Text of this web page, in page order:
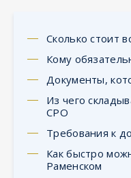
Сколько стоит
Кому
Документы,
Из чего
СРО
Требования к
Как быстро
Раменском